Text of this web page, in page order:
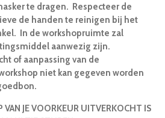
te dragen. Respecteer de
de handen te reinigen bij het
In de workshopruimte zal
aanwezig zijn.
of aanpassing van de
niet kan gegeven worden
VAN JE VOORKEUR UITVERKOCHT IS